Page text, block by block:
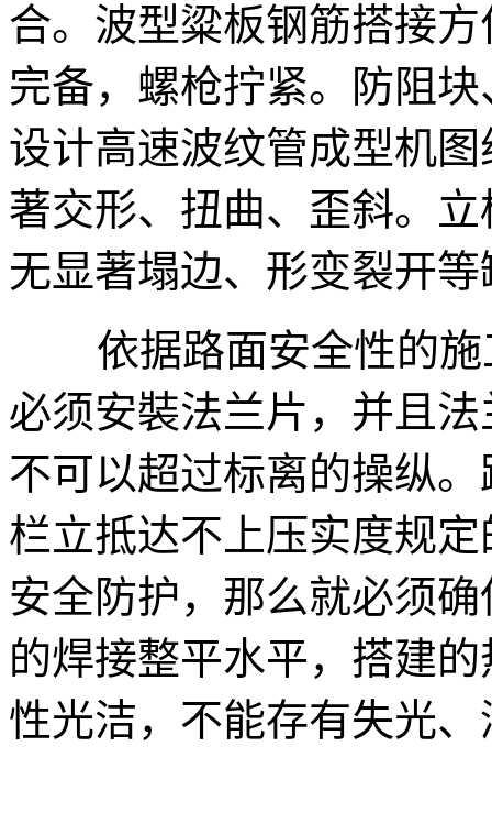
合。波型粱板钢筋搭接
完备，螺枪拧紧。防阻
设计高速波纹管成型机
著交形、扭曲、歪斜。
无显著塌边、形变裂开等
依据路面安全性的施
必须安裝法兰片，并且
不可以超过标离的操纵
栏立抵达不上压实度规
安全防护，那么就必须
的焊接整平水平，搭建
性光洁，不能存有失光